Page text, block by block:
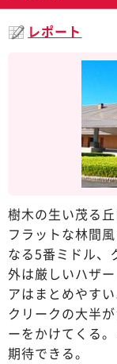
レポート
樹木の生い茂る
フラットな林間
なる5番ミドル、
外は厳しいハザ
アはまとめやす
クリークの大半
ーをかけてくる
期待できる。